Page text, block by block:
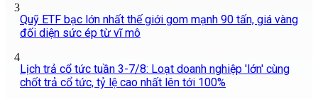
3
Quỹ ETF bạc lớn nhất thế giới gom mạnh 90 tấn, giá vàng
đối diện sức ép từ vĩ mô
4
Lịch trả cổ tức tuần 3-7/8: Loạt doanh nghiệp 'lớn' cùng
chốt trả cổ tức, tỷ lệ cao nhất lên tới 100%